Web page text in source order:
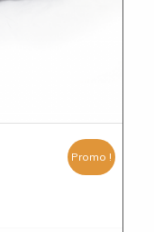
Promo !